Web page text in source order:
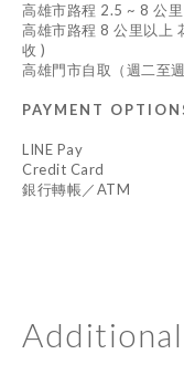
高雄市路程 2.5 ~ 8 公
高雄市路程 8 公里以上
收 )
高雄門市自取（週二至
PAYMENT
LINE Pay
Credit Card
銀行轉帳／ATM